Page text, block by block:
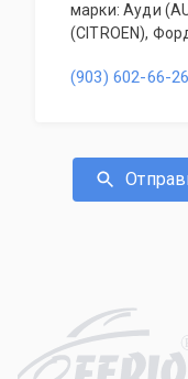
марки: Ауди
(CITROEN),
(MERCEDES-
многие
(903) 602-66-26